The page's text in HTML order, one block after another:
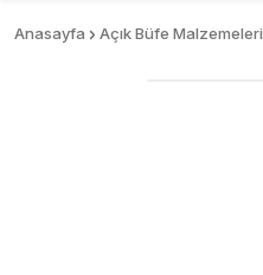
Anasayfa Açık Büfe Malzemeleri